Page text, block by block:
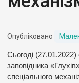
Опубліковано
Сьогоді (27.01.2022)
заповідника
спеціального